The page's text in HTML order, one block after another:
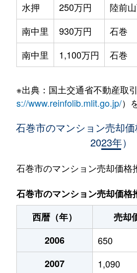
水押
250万円 陸前
南中里
930万円 石巻
南中里
1,100万円 石巻
※出典：国土交通省不動産取
s://www.reinfolib.mlit.go.jp/）
石巻市のマンション売却
2023年）
石巻市のマンション売却価格
石巻市のマンション売却価格
西暦（年）
売却
2006
650
2007
1,090